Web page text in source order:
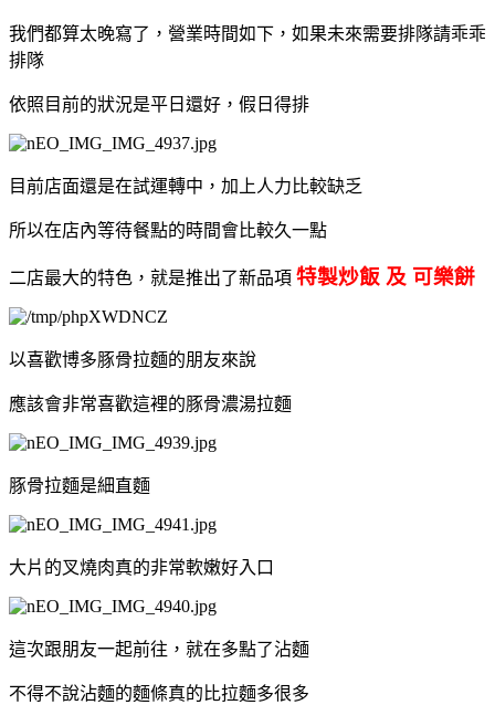
我們都算太晚寫了，營業時間如下，如果未來需要排隊請乖乖
排隊
依照目前的狀況是平日還好，假日得排
目前店面還是在試運轉中，加上人力比較缺乏
所以在店內等待餐點的時間會比較久一點
二店最大的特色，就是推出了新品項 特製炒飯 及 可樂餅
以喜歡博多豚骨拉麵的朋友來說
應該會非常喜歡這裡的豚骨濃湯拉麵
豚骨拉麵是細直麵
大片的叉燒肉真的非常軟嫩好入口
這次跟朋友一起前往，就在多點了沾麵
不得不說沾麵的麵條真的比拉麵多很多